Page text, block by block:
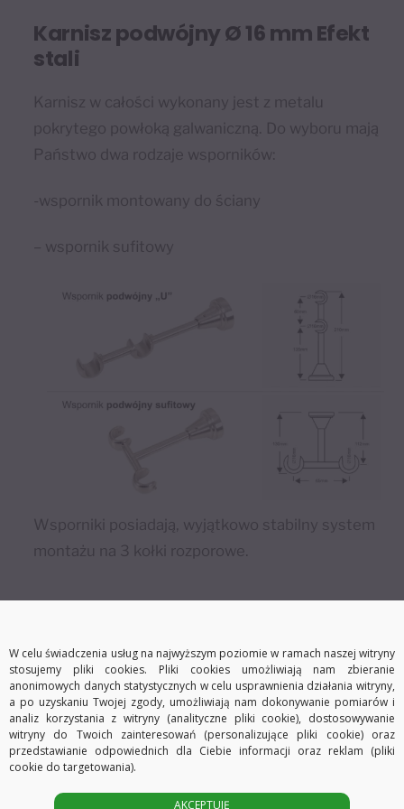
Karnisz podwójny Ø 16 mm Efekt
stali
Karnisz w całości wykonany jest z metalu
pokrytego powłoką galwaniczną. Do wyboru mają
Państwo dwa rodzaje wsporników:
-wspornik montowany do ściany
– wspornik sufitowy
Wsporniki posiadają, wyjątkowo stabilny system
montażu na 3 kołki rozporowe.
Komplet zawiera w zależności od
wybranych przez Państwa opcji:
– do długości 240 cm dwie rurki o średnicy Ø16 mm w
jednym odcinku.
– od 241 cm do 480 cm cztery rurki łączone łącznikami
(połączenie wykonywane jest wewnątrz wsporników i jest
W celu świadczenia usług na najwyższym poziomie w ramach naszej witryny
stosujemy pliki cookies. Pliki cookies umożliwiają nam zbieranie
anonimowych danych statystycznych w celu usprawnienia działania witryny,
a po uzyskaniu Twojej zgody, umożliwiają nam dokonywanie pomiarów i
analiz korzystania z witryny (analityczne pliki cookie), dostosowywanie
witryny do Twoich zainteresowań (personalizujące pliki cookie) oraz
przedstawianie odpowiednich dla Ciebie informacji oraz reklam (pliki
cookie do targetowania).
AKCEPTUJĘ